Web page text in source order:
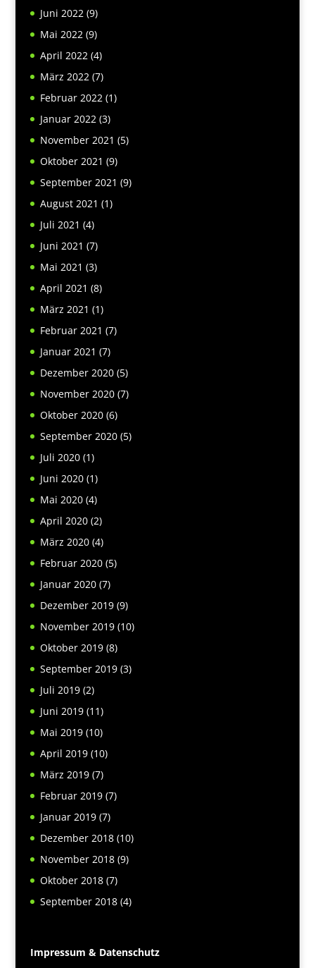
Juni 2022(9)
Mai 2022(9)
April 2022(4)
März 2022(7)
Februar 2022(1)
Januar 2022(3)
November 2021 (5)
Oktober 2021 (9)
September 2021 (9)
August 2021 (1)
Juli 2021 (4)
Juni 2021 (7)
Mai 2021 (3)
April 2021 (8)
März 2021 (1)
Februar 2021 (7)
Januar 2021 (7)
Dezember 2020(5)
November 2020(7)
Oktober 2020(6)
September 2020(5)
Juli 2020(1)
Juni 2020(1)
Mai 2020(4)
April 2020(2)
März 2020(4)
Februar 2020(5)
Januar 2020(7)
Dezember 2019(9)
November 2019(10)
Oktober 2019(8)
September 2019(3)
Juli 2019(2)
Juni 2019(11)
Mai 2019(10)
April 2019(10)
März 2019(7)
Februar 2019(7)
Januar 2019(7)
Dezember 2018(10)
November 2018(9)
Oktober 2018(7)
September 2018(4)
Impressum & Datenschutz